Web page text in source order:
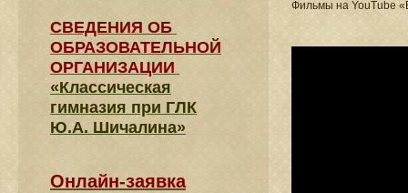
Фильмы на YouTube
СВЕДЕНИЯ​ ОБ
ОБРАЗОВАТЕЛЬНОЙ
ОРГАНИЗАЦИИ
«Классическая
гимназия при ГЛК
Ю.А. Шичалина»
Онлайн-заявка